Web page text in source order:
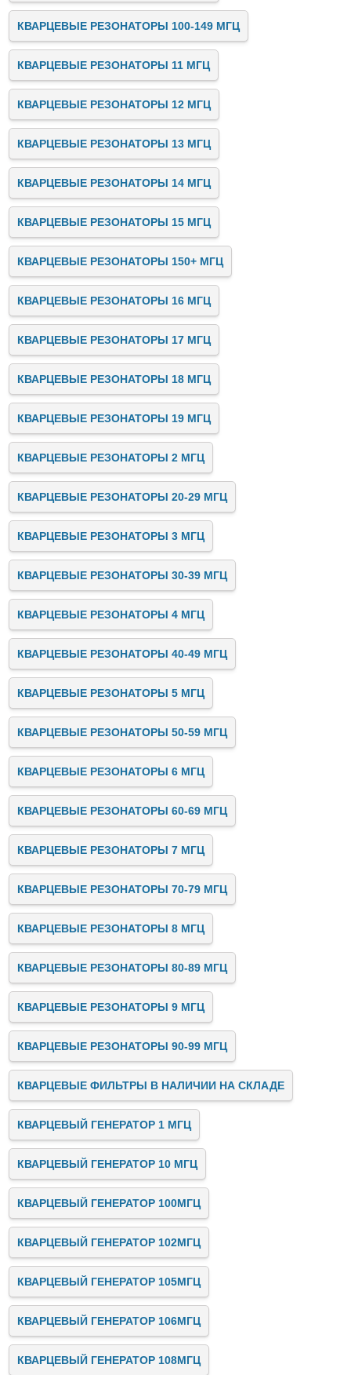
КВАРЦЕВЫЕ РЕЗОНАТОРЫ 100-149 МГЦ
КВАРЦЕВЫЕ РЕЗОНАТОРЫ 11 МГЦ
КВАРЦЕВЫЕ РЕЗОНАТОРЫ 12 МГЦ
КВАРЦЕВЫЕ РЕЗОНАТОРЫ 13 МГЦ
КВАРЦЕВЫЕ РЕЗОНАТОРЫ 14 МГЦ
КВАРЦЕВЫЕ РЕЗОНАТОРЫ 15 МГЦ
КВАРЦЕВЫЕ РЕЗОНАТОРЫ 150+ МГЦ
КВАРЦЕВЫЕ РЕЗОНАТОРЫ 16 МГЦ
КВАРЦЕВЫЕ РЕЗОНАТОРЫ 17 МГЦ
КВАРЦЕВЫЕ РЕЗОНАТОРЫ 18 МГЦ
КВАРЦЕВЫЕ РЕЗОНАТОРЫ 19 МГЦ
КВАРЦЕВЫЕ РЕЗОНАТОРЫ 2 МГЦ
КВАРЦЕВЫЕ РЕЗОНАТОРЫ 20-29 МГЦ
КВАРЦЕВЫЕ РЕЗОНАТОРЫ 3 МГЦ
КВАРЦЕВЫЕ РЕЗОНАТОРЫ 30-39 МГЦ
КВАРЦЕВЫЕ РЕЗОНАТОРЫ 4 МГЦ
КВАРЦЕВЫЕ РЕЗОНАТОРЫ 40-49 МГЦ
КВАРЦЕВЫЕ РЕЗОНАТОРЫ 5 МГЦ
КВАРЦЕВЫЕ РЕЗОНАТОРЫ 50-59 МГЦ
КВАРЦЕВЫЕ РЕЗОНАТОРЫ 6 МГЦ
КВАРЦЕВЫЕ РЕЗОНАТОРЫ 60-69 МГЦ
КВАРЦЕВЫЕ РЕЗОНАТОРЫ 7 МГЦ
КВАРЦЕВЫЕ РЕЗОНАТОРЫ 70-79 МГЦ
КВАРЦЕВЫЕ РЕЗОНАТОРЫ 8 МГЦ
КВАРЦЕВЫЕ РЕЗОНАТОРЫ 80-89 МГЦ
КВАРЦЕВЫЕ РЕЗОНАТОРЫ 9 МГЦ
КВАРЦЕВЫЕ РЕЗОНАТОРЫ 90-99 МГЦ
КВАРЦЕВЫЕ ФИЛЬТРЫ В НАЛИЧИИ НА СКЛАДЕ
КВАРЦЕВЫЙ ГЕНЕРАТОР 1 МГЦ
КВАРЦЕВЫЙ ГЕНЕРАТОР 10 МГЦ
КВАРЦЕВЫЙ ГЕНЕРАТОР 100МГЦ
КВАРЦЕВЫЙ ГЕНЕРАТОР 102МГЦ
КВАРЦЕВЫЙ ГЕНЕРАТОР 105МГЦ
КВАРЦЕВЫЙ ГЕНЕРАТОР 106МГЦ
КВАРЦЕВЫЙ ГЕНЕРАТОР 108МГЦ